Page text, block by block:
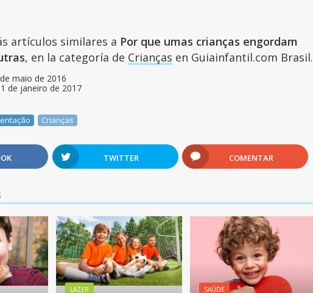
artículos similares a Por que umas crianças engordam
, en la categoría de Crianças en Guiainfantil.com Brasil.
maio de 2016
de janeiro de 2017
Crianças
TWITTER COMENTAR
LAZER SAÚDE